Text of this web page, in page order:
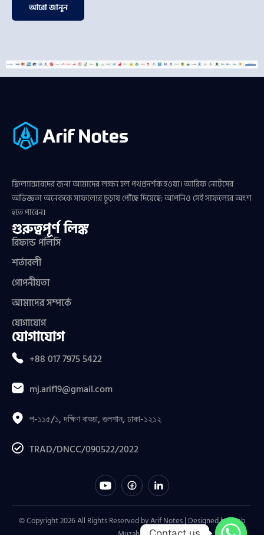
আরো জানুন
ফ্রিল্যান্সারদের জন্য আমাদের লক্ষ্য হল পথপ্রদর্শক হওয়া। আরিফ নোটসের
অভিজ্ঞতা অনেককে সাফল্যের চূড়ায় পৌঁছে দিয়েছে; আপনিও সেই সাফল্যের অংশ
হতে পারেন।
গুরুত্বপূর্ণ লিঙ্ক
রিফান্ড পলিসি
শর্তাবলী
গোপনীয়তা
আমাদের সম্পর্কে
যোগাযোগ
যোগাযোগ
+88 017 7975 5422
mj.arif19@gmail.com
প-১১৫/১, দক্ষিণ বাড্ডা, গুলশান, ঢাকা-১২১২
TRAD/DNCC/090522/2022
© Copyright 2026 All Rights Reserved by Arif Notes | Designed byWeb